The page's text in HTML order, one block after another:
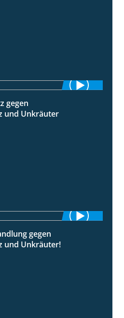
gegen
und Unkräuter
gegen
und Unkräuter!